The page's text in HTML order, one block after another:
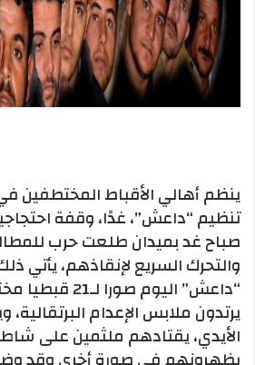
ينظم أهالي الأقباط المختطفين
تنظيم “داعش”، غدًا، وقفة
صباح غد بميدان طلعت حرب
والتحرك السريع لإنقاذهم، يأتي
“داعش” اليوم
يرتدون ملابس الإعدام
الأيدي، يقتادهم ملثمين على